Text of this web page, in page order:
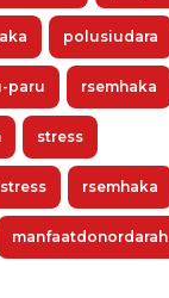
polusiudara
paru rsemhaka
stress
rsemhaka
manfaatdonordarah